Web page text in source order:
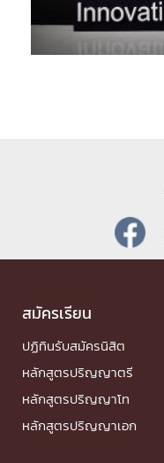
สมัครเรียน
ปฏิทินรับสมัครนิสิต
หลักสูตรปริญญาตรี
หลักสูตรปริญญาโท
หลักสูตรปริญญาเอก